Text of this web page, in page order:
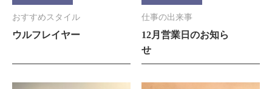
おすすめスタイル
ウルフレイヤー
仕事の出来事
12月営業日のお知ら
せ